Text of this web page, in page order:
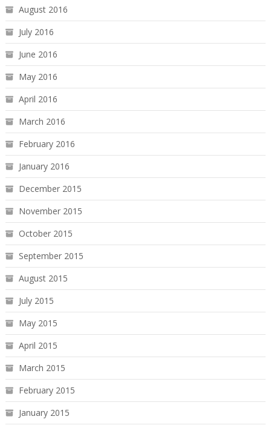
August 2016
July 2016
June 2016
May 2016
April 2016
March 2016
February 2016
January 2016
December 2015
November 2015
October 2015
September 2015
August 2015
July 2015
May 2015
April 2015
March 2015
February 2015
January 2015